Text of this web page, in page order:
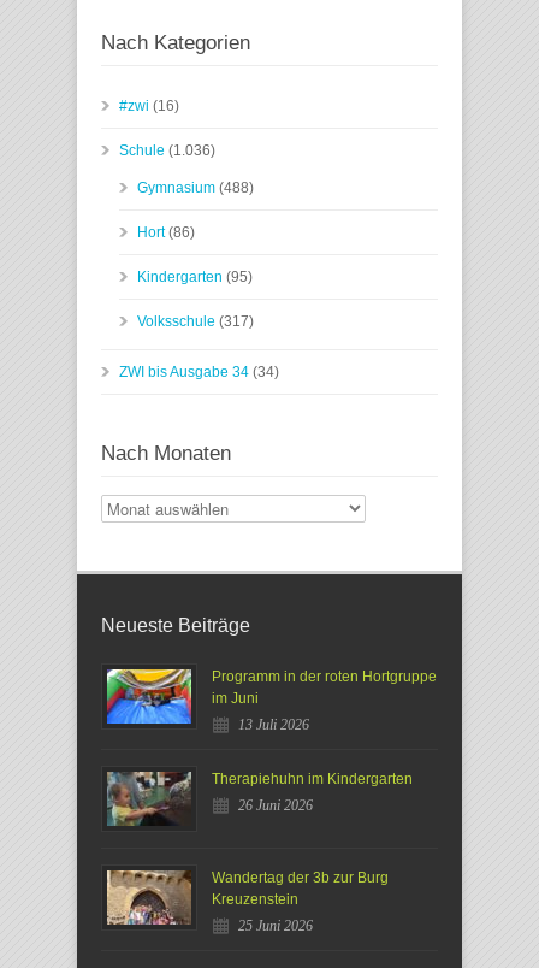
Nach Kategorien
#zwi (16)
Schule (1.036)
Gymnasium (488)
Hort(86)
Kindergarten (95)
Volksschule (317)
ZWI bis Ausgabe 34 (34)
Nach Monaten
Nach
Monaten
Neueste Beiträge
Programm in der roten Hortgruppe
im Juni
13 Juli 2026
Therapiehuhn im Kindergarten
26 Juni 2026
Wandertag der 3b zur Burg
Kreuzenstein
25 Juni 2026